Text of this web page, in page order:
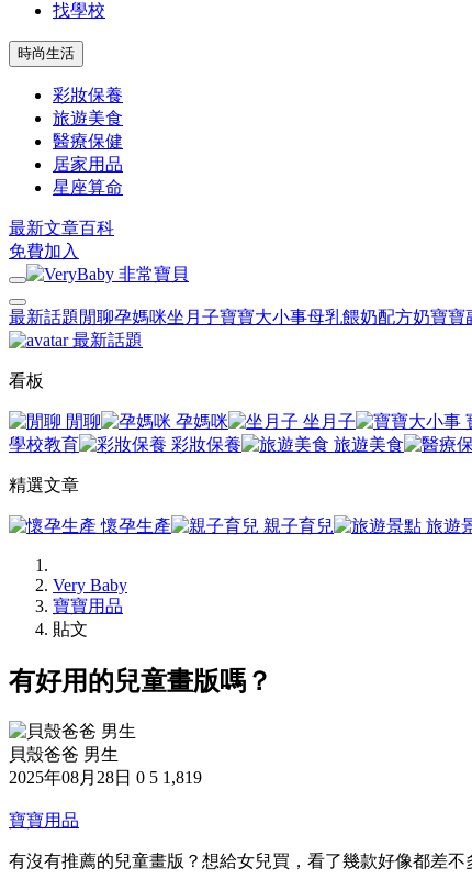
找學校
時尚生活
彩妝保養
旅遊美食
醫療保健
居家用品
星座算命
最新文章百科
免費加入
最新話題 閒聊孕媽咪坐月子寶寶大小事母乳餵奶配方奶寶寶
最新話題
看板
閒聊 孕媽咪 坐月子
學校教育
彩妝保養 旅遊美食
精選文章
懷孕生產 親子育兒 旅遊
Very Baby
寶寶用品
貼文
有好用的兒童畫版嗎？
貝殼爸爸 男生
2025年08月28日 0 5 1,819
寶寶用品
有沒有推薦的兒童畫版？想給女兒買，看了幾款好像都差